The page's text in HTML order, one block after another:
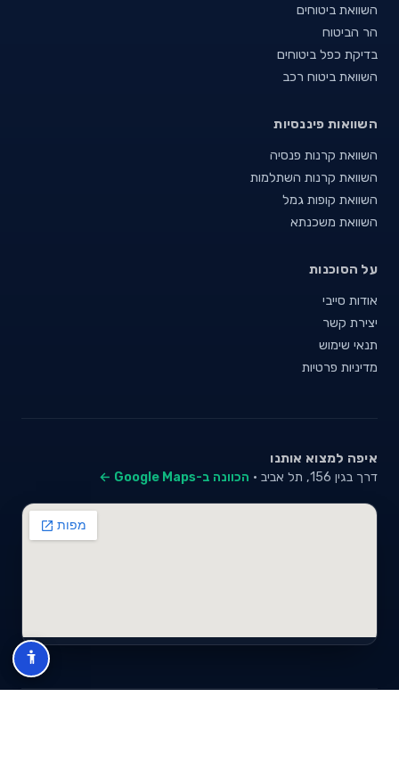
השוואת ביטוחים
הר הביטוח
בדיקת כפל ביטוחים
השוואת ביטוח רכב
השוואות פיננסיות
השוואת קרנות פנסיה
השוואת קרנות השתלמות
השוואת קופות גמל
השוואת משכנתא
על הסוכנות
אודות סייבי
יצירת קשר
תנאי שימוש
מדיניות פרטיות
איפה למצוא אותנו
דרך בגין 156, תל אביב · הכוונה ב-Google Maps ←